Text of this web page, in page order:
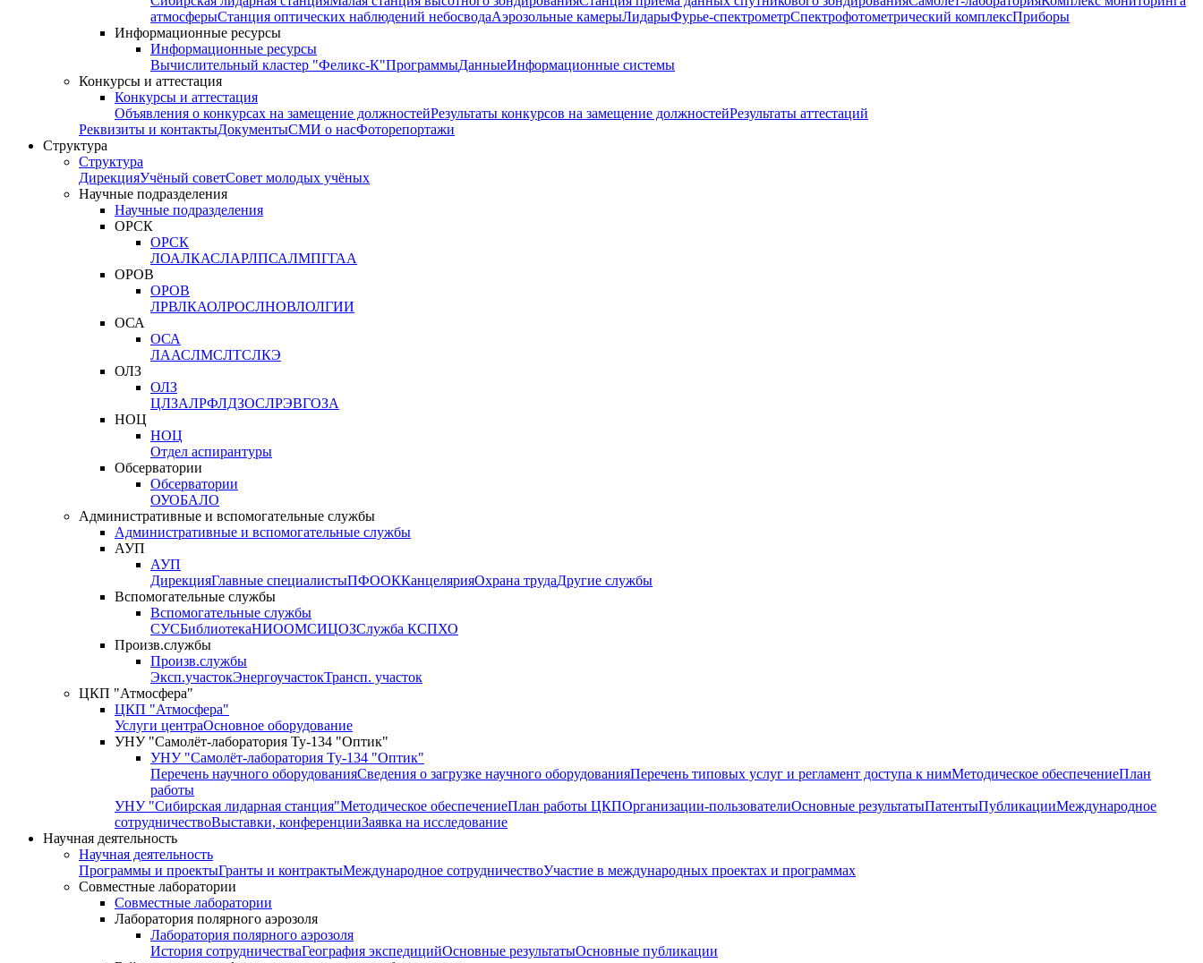
атмосферыСтанция оптических наблюдений небосводаАэрозольные камерыЛидарыФурье-спектрометрСпектрофотометрический комплексПриборы
Информационные ресурсы
Информационные ресурсы
Вычислительный кластер "Феликс-К"ПрограммыДанныеИнформационные системы
Конкурсы и аттестация
Конкурсы и аттестация
Объявления о конкурсах на замещение должностейРезультаты конкурсов на замещение должностейРезультаты аттестаций
Реквизиты и контактыДокументыСМИ о насФоторепортажи
Структура
Структура
ДирекцияУчёный советСовет молодых учёных
Научные подразделения
Научные подразделения
ОРСК
ОРСК
ЛОАЛКАСЛАРЛПСАЛМПГГАА
ОРОВ
ОРОВ
ЛРВЛКАОЛРОСЛНОВЛОЛГИИ
ОСА
ОСА
ЛААСЛМСЛТСЛКЭ
ОЛЗ
ОЛЗ
ЦЛЗАЛРФЛДЗОСЛРЭВГОЗА
НОЦ
НОЦ
Отдел аспирантуры
Обсерватории
Обсерватории
ОУОБАЛО
Административные и вспомогательные службы
Административные и вспомогательные службы
АУП
АУП
ДирекцияГлавные специалистыПФООККанцелярияОхрана трудаДругие службы
Вспомогательные службы
Вспомогательные службы
СУСБиблиотекаНИООМСИЦОЗСлужба КСПХО
Произв.службы
Произв.службы
Эксп.участокЭнергоучастокТрансп. участок
ЦКП "Атмосфера"
ЦКП "Атмосфера"
Услуги центраОсновное оборудование
УНУ "Самолёт-лаборатория Ту-134 "Оптик"
УНУ "Самолёт-лаборатория Ту-134 "Оптик"
Перечень научного оборудованияСведения о загрузке научного оборудованияПеречень типовых услуг и регламент доступа к нимМетодическое обеспечениеПлан
работы
УНУ "Сибирская лидарная станция"Методическое обеспечениеПлан работы ЦКПОрганизации-пользователиОсновные результатыПатентыПубликацииМеждународное
сотрудничествоВыставки, конференцииЗаявка на исследование
Научная деятельность
Научная деятельность
Программы и проектыГранты и контрактыМеждународное сотрудничествоУчастие в международных проектах и программах
Совместные лаборатории
Совместные лаборатории
Лаборатория полярного аэрозоля
Лаборатория полярного аэрозоля
История сотрудничестваГеография экспедицийОсновные результатыОсновные публикации